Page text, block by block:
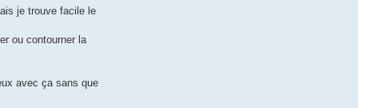
je trouve facile le
ou contourner la
avec ça sans que